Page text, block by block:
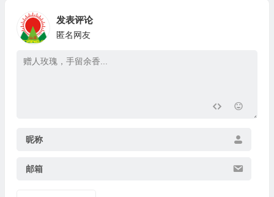
发表评论
匿名网友
昵称
邮箱